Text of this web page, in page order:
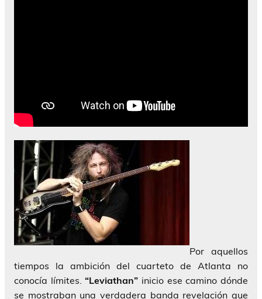
Por aquellos
tiempos la ambición del cuarteto de Atlanta no
conocía límites.“Leviathan” inicio ese camino dónde
se mostraban una verdadera banda revelación que